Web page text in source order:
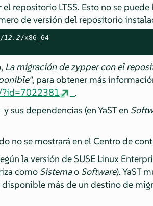
repositorio LTSS. Esto no se puede
de versión del repositorio
12.2
La migración de zypper con el
, para obtener más
.
y sus dependencias (en YaST en
no se mostrará en el Centro de
la versión de SUSE Linux
como Sistemao Software). YaST
más de un destino de